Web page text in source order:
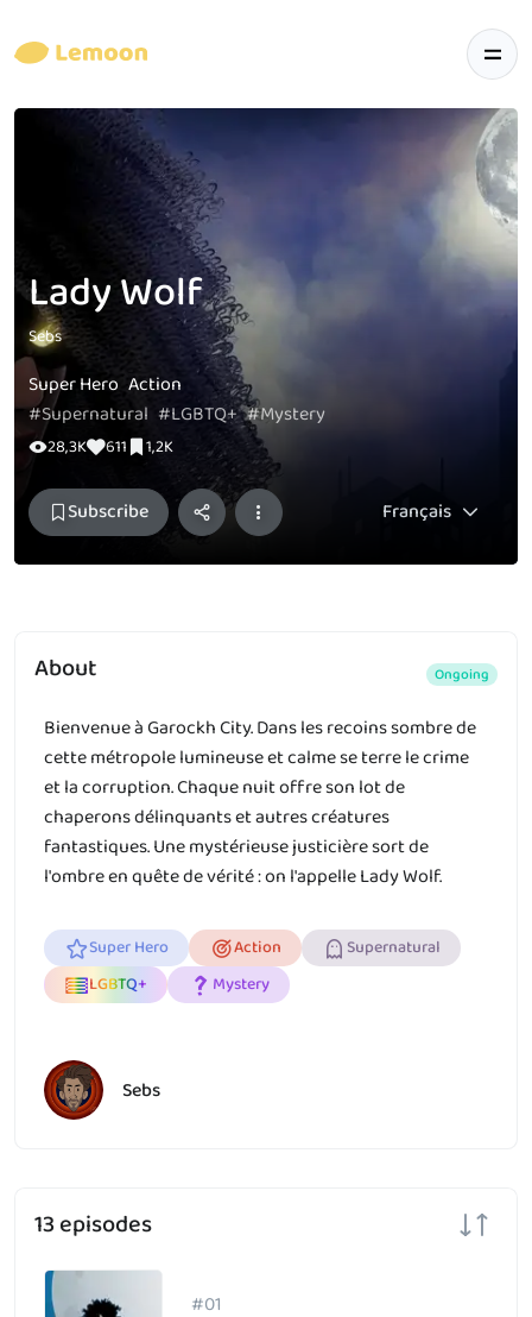
Lady Wolf
Sebs
Super Hero Action
#Supernatural #LGBTQ+ #Mystery
28,3K 611 1,2K
Subscribe Français
13 episodes
#01
About Ongoing
Bienvenue à Garockh City. Dans les recoins sombre de
cette métropole lumineuse et calme se terre le crime
et la corruption. Chaque nuit offre son lot de
chaperons délinquants et autres créatures
fantastiques. Une mystérieuse justicière sort de
l'ombre en quête de vérité : on l'appelle Lady Wolf.
Super Hero Action
Supernatural
LGBTQ+
Mystery
Sebs